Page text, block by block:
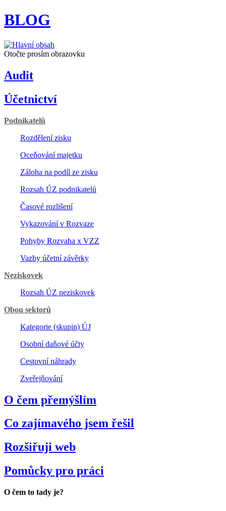
BLOG
Otočte prosím obrazovku
Audit
Účetnictví
Podnikatelů
Rozdělení zisku
Oceňování majetku
Záloha na podíl ze zisku
Rozsah ÚZ podnikatelů
Časové rozlišení
Vykazování v Rozvaze
Pohyby Rozvaha x VZZ
Vazby účetní závěrky
Neziskovek
Rozsah ÚZ neziskovek
Obou sektorů
Kategorie (skupin) ÚJ
Osobní daňové účty
Cestovní náhrady
Zveřejňování
O čem přemýšlím
Co zajímavého jsem řešil
Rozšiřuji web
Pomůcky pro práci
O čem to tady je?